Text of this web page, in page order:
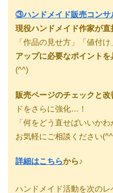
③ハンドメイド販売コンサ
現役ハンドメイド作家が直
「作品の見せ方」「値付
アップに必要なポイント
(^^)
販売ページのチェックと改
ドをさらに強化…！
「何をどう直せばいいか
お気軽にご相談ください
詳細はこちらから♪
ハンドメイド活動を次の